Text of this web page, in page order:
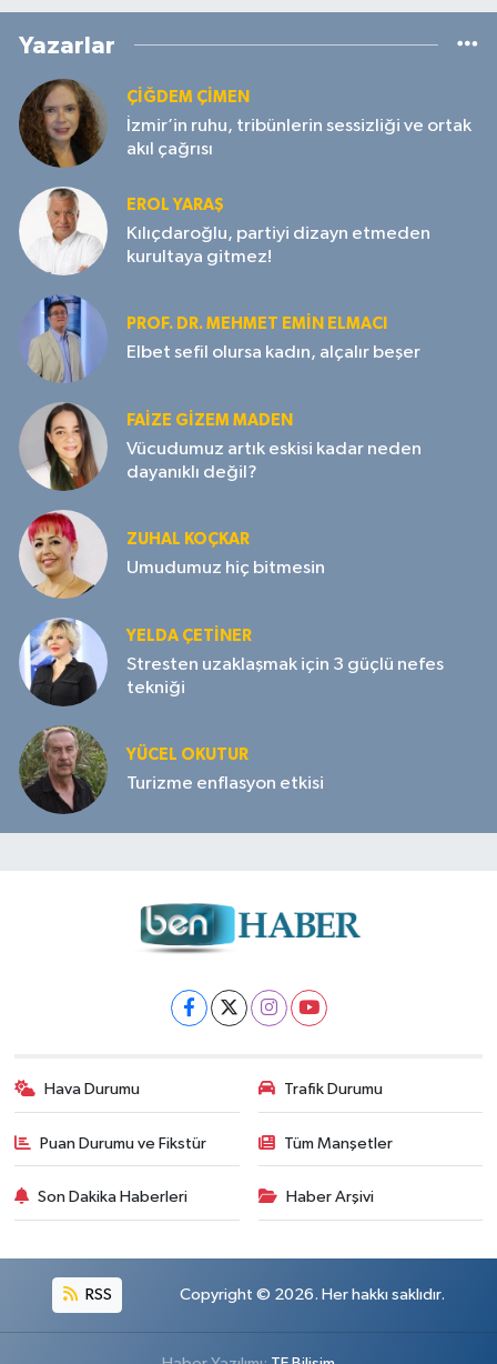
Yazarlar
ÇIĞDEM ÇIMEN
İzmir’in ruhu, tribünlerin sessizliği ve ortak
akıl çağrısı
EROL YARAŞ
Kılıçdaroğlu, partiyi dizayn etmeden
kurultaya gitmez!
PROF. DR. MEHMET EMIN ELMACI
Elbet sefil olursa kadın, alçalır beşer
FAIZE GIZEM MADEN
Vücudumuz artık eskisi kadar neden
dayanıklı değil?
ZUHAL KOÇKAR
Umudumuz hiç bitmesin
YELDA ÇETİNER
Stresten uzaklaşmak için 3 güçlü nefes
tekniği
YÜCEL OKUTUR
Turizme enflasyon etkisi
Hava Durumu Trafik Durumu
Puan Durumu ve Fikstür Tüm Manşetler
Son Dakika Haberleri Haber Arşivi
RSS Copyright © 2026. Her hakkı saklıdır.